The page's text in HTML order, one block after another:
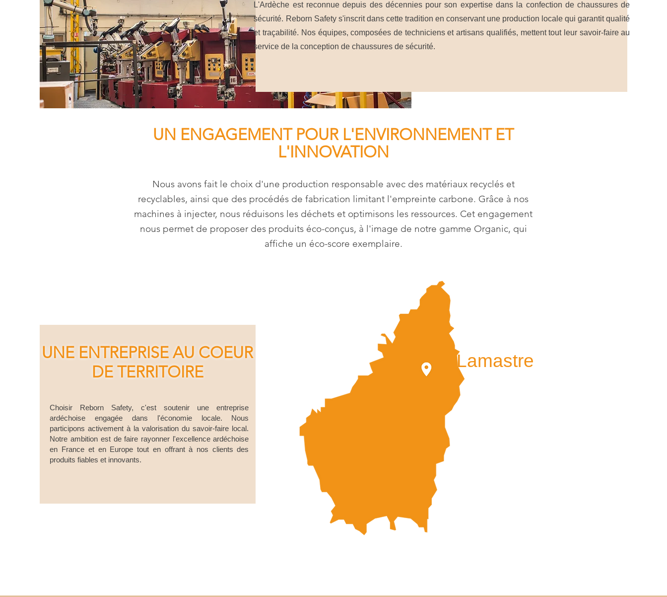
L'Ardèche est reconnue depuis des décennies pour son expertise dans la confection de chaussures de
sécurité. Reborn Safety s'inscrit dans cette tradition en conservant une production locale qui garantit qualité
et traçabilité. Nos équipes, composées de techniciens et artisans qualifiés, mettent tout leur savoir-faire au
service de la conception de chaussures de sécurité.
UN ENGAGEMENT POUR L'ENVIRONNEMENT ET
L'INNOVATION
Nous avons fait le choix d'une production responsable avec des matériaux recyclés et
recyclables, ainsi que des procédés de fabrication limitant l'empreinte carbone. Grâce à nos
machines à injecter, nous réduisons les déchets et optimisons les ressources. Cet engagement
nous permet de proposer des produits éco-conçus, à l'image de notre gamme Organic, qui
affiche un éco-score exemplaire.
UNE ENTREPRISE AU COEUR
DE TERRITOIRE
Choisir Reborn Safety, c'est soutenir une entreprise
ardéchoise engagée dans l'économie locale. Nous
participons activement à la valorisation du savoir-faire local.
Notre ambition est de faire rayonner l'excellence ardéchoise
en France et en Europe tout en offrant à nos clients des
produits fiables et innovants.
Lamastre